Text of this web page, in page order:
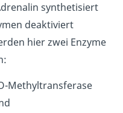
synthetisiert
deaktiviert
hier zwei Enzyme
Methyltransferase